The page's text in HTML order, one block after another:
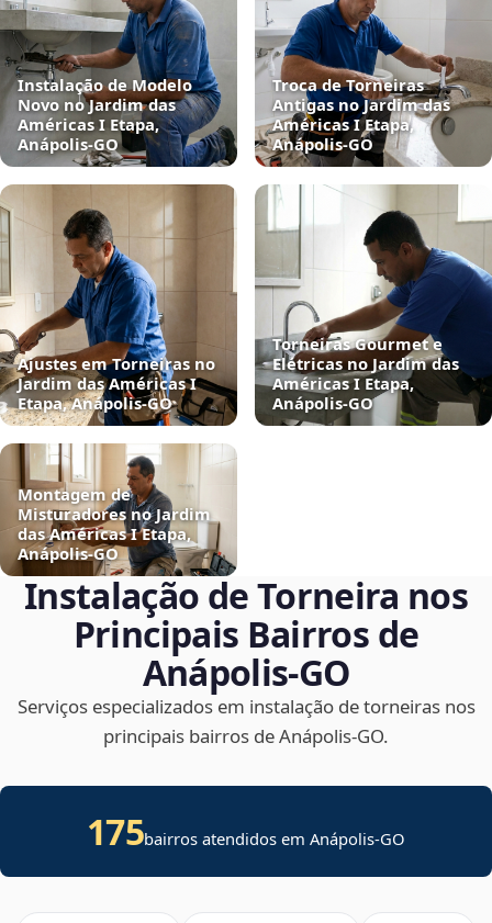
Instalação de Modelo
Novo no Jardim das
Américas I Etapa,
Anápolis‑GO
Troca de Torneiras
Antigas no Jardim das
Américas I Etapa,
Anápolis‑GO
Ajustes em Torneiras no
Jardim das Américas I
Etapa, Anápolis‑GO
Torneiras Gourmet e
Elétricas no Jardim das
Américas I Etapa,
Anápolis‑GO
Montagem de
Misturadores no Jardim
das Américas I Etapa,
Anápolis‑GO
Instalação de Torneira nos
Principais Bairros de
Anápolis‑GO
Serviços especializados em instalação de torneiras nos
principais bairros de Anápolis‑GO.
175bairros atendidos em Anápolis-GO